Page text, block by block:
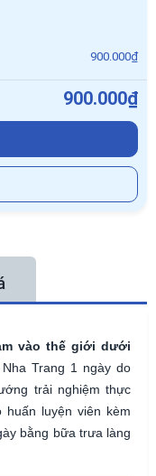
900.000₫
900.000₫
vào thế giới dưới
Trang 1 ngày do
trải nghiệm thực
huấn luyện viên kèm
bằng bữa trưa làng